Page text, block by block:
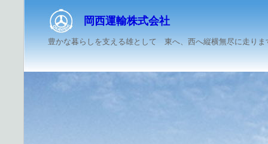
岡西運輸株式会社
豊かな暮らしを支える雄として 東へ、西へ縦横無尽に走りま